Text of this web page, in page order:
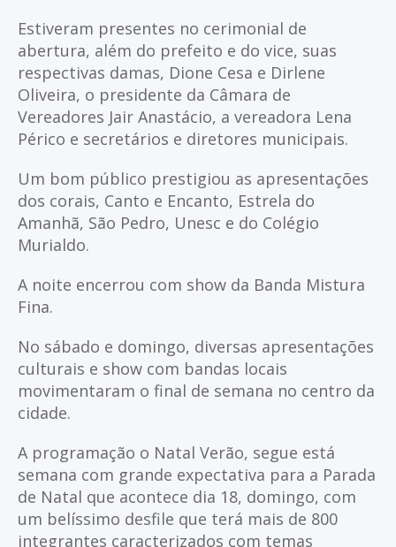
Estiveram presentes no cerimonial de
abertura, além do prefeito e do vice, suas
respectivas damas, Dione Cesa e Dirlene
Oliveira, o presidente da Câmara de
Vereadores Jair Anastácio, a vereadora Lena
Périco e secretários e diretores municipais.
Um bom público prestigiou as apresentações
dos corais, Canto e Encanto, Estrela do
Amanhã, São Pedro, Unesc e do Colégio
Murialdo.
A noite encerrou com show da Banda Mistura
Fina.
No sábado e domingo, diversas apresentações
culturais e show com bandas locais
movimentaram o final de semana no centro da
cidade.
A programação o Natal Verão, segue está
semana com grande expectativa para a Parada
de Natal que acontece dia 18, domingo, com
um belíssimo desfile que terá mais de 800
integrantes caracterizados com temas